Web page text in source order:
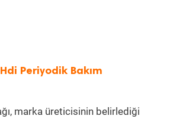
Periyodik Bakım
marka üreticisinin belirlediği